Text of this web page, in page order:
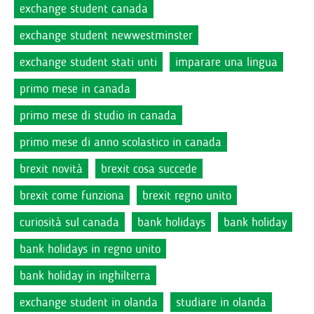
exchange student canada
exchange student newwestminster
exchange student stati unti
imparare una lingua
primo mese in canada
primo mese di studio in canada
primo mese di anno scolastico in canada
brexit novità
brexit cosa succede
brexit come funziona
brexit regno unito
curiosità sul canada
bank holidays
bank holiday
bank holidays in regno unito
bank holiday in inghilterra
exchange student in olanda
studiare in olanda